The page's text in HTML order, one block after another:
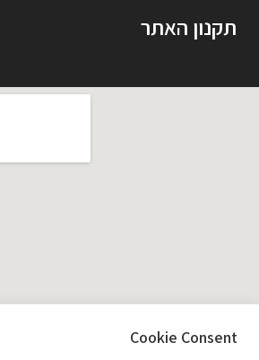
תקנון האתר
Cookie Consent